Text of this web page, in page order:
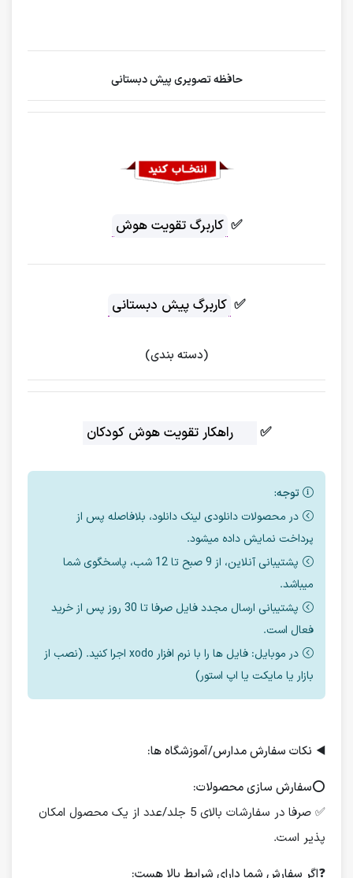
حافظه تصویری پیش دبستانی
✅ کاربرگ تقویت هوش
✅ کاربرگ پیش دبستانی
(دسته بندی)
✅
توجه:
در محصولات دانلودی لینک دانلود، بلافاصله پس از
پرداخت نمایش داده میشود.
پشتیبانی آنلاین، از 9 صبح تا 12 شب، پاسخگوی شما
میباشد.
پشتیبانی ارسال مجدد فایل صرفا تا 30 روز پس از خرید
فعال است.
در موبایل: فایل ها را با نرم افزار xodo اجرا کنید. (نصب از
بازار یا مایکت یا اپ استور)
◀️ نکات سفارش مدارس/آموزشگاه ها:
⭕️سفارش سازی محصولات:
✅ صرفا در سفارشات بالای 5 جلد/عدد از یک محصول امکان
پذیر است.